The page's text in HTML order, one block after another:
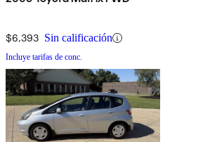
$6,393 Sin calificación
Incluye tarifas de conc.